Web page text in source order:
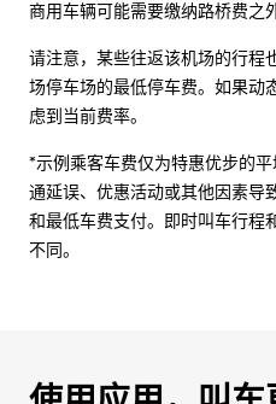
商用车辆可能需要缴纳路桥费之
请注意，某些往返该机场的行程
场停车场的最低停车费。如果动
虑到当前费率。
*示例乘客车费仅为特惠优步的
通延误、优惠活动或其他因素导
和最低车费支付。即时叫车行程
不同。